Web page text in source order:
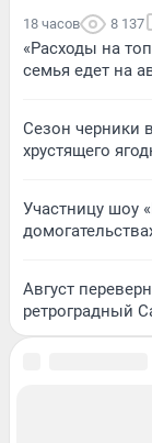
18 часов 8 137
«Расходы на
семья едет на
Сезон черники
хрустящего
Участницу шоу
Август
ретроградный